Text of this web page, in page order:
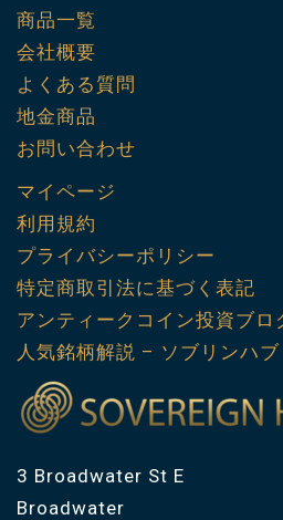
商品一覧
会社概要
よくある質問
地金商品
お問い合わせ
マイページ
利用規約
プライバシーポリシー
特定商取引法に基づく表記
アンティークコイン投資ブロ
人気銘柄解説 – ソブリンハブ
3 Broadwater St E
Broadwater